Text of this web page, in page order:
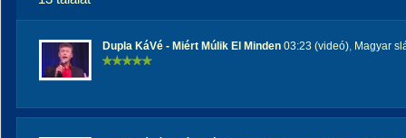
Dupla KáVé - Miért Múlik El Minden 03:23 (videó), Magyar